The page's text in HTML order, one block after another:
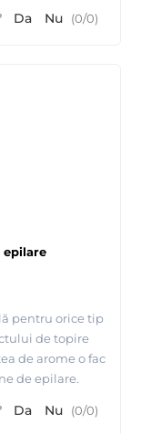
Da Nu (0/0)
epilare
pentru orice tip
de topire
de arome o fac
de epilare.
Da Nu (0/0)